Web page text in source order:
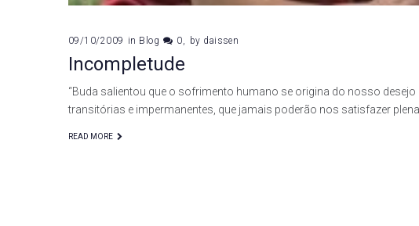
09/10/2009 in Blog 0 by daissen
Incompletude
“Buda salientou que o sofrimento humano se origina do nosso
transitórias e impermanentes, que jamais poderão nos satisfazer
READ MORE